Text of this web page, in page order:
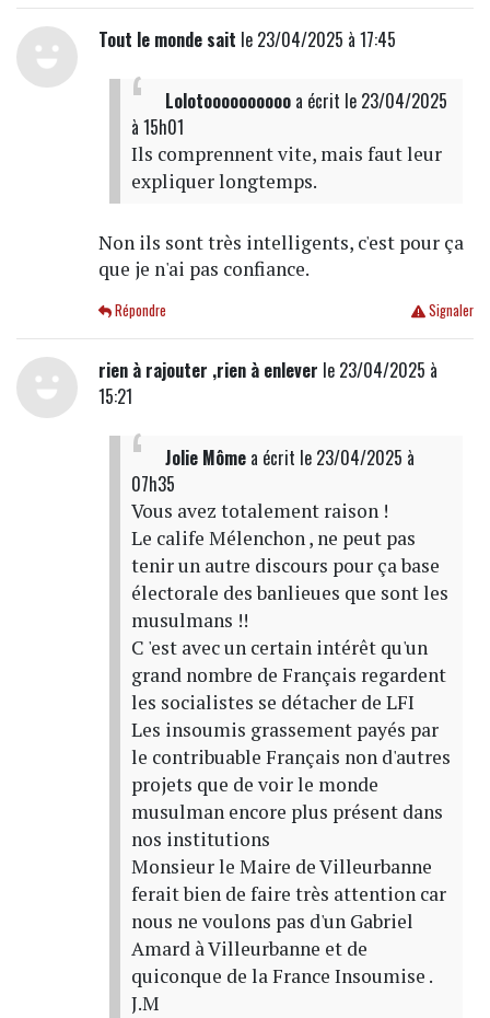
Tout le monde sait le 23/04/2025 à 17:45
Lolotooooooooooa écrit le 23/04/2025
à 15h01
Ils comprennent vite, mais faut leur
expliquer longtemps.
Non ils sont très intelligents, c'est pour ça
que je n'ai pas confiance.
Signaler
Répondre
rien à rajouter ,rien à enlever le 23/04/2025 à
15:21
Jolie Mômea écrit le 23/04/2025 à
07h35
Vous avez totalement raison !
Le calife Mélenchon , ne peut pas
tenir un autre discours pour ça base
électorale des banlieues que sont les
musulmans !!
C 'est avec un certain intérêt qu'un
grand nombre de Français regardent
les socialistes se détacher de LFI
Les insoumis grassement payés par
le contribuable Français non d'autres
projets que de voir le monde
musulman encore plus présent dans
nos institutions
Monsieur le Maire de Villeurbanne
ferait bien de faire très attention car
nous ne voulons pas d'un Gabriel
Amard à Villeurbanne et de
quiconque de la France Insoumise .
J.M